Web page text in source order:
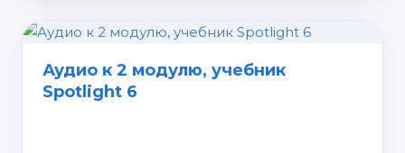
Аудио к 2 модулю, учебник
Spotlight 6